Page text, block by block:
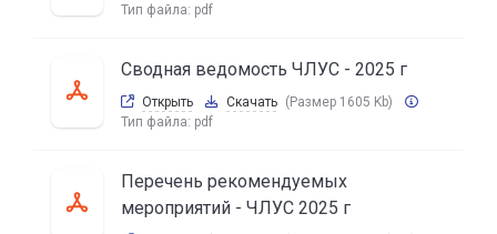
Тип файла: pdf
Сводная ведомость ЧЛУС - 2025 г
Открыть Скачать (Размер 1605 Kb)
Тип файла: pdf
Перечень рекомендуемых
мероприятий - ЧЛУС 2025 г